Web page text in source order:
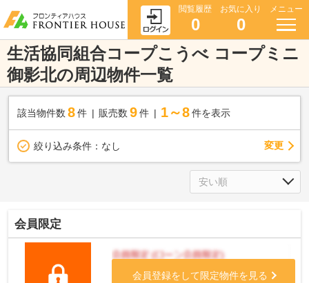
閲覧履歴
0
お気に入り
0
メニュー
生活協同組合コープこうべ コープミニ
御影北の周辺物件一覧
該当物件数 8件 販売数 9 件 1～8 件を表示
絞り込み条件： なし 変更
会員限定
会員登録をして限定物件を見る